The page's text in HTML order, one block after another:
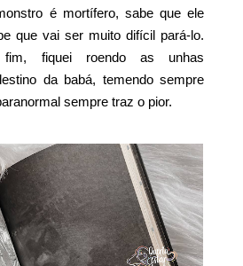
é mortífero, sabe que ele
que vai ser muito difícil pará-lo.
fiquei roendo as unhas
da babá, temendo sempre
sempre traz o pior.